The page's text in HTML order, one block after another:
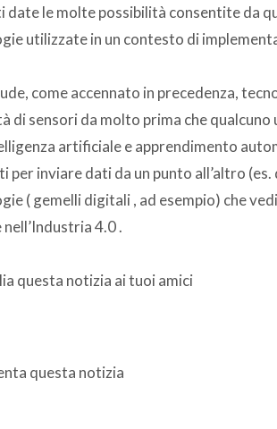
date le molte possibilità consentite da
utilizzate in un contesto di
come accennato in precedenza,
di sensori da molto prima che
artificiale e apprendimento
per inviare dati da un punto all’altro
( gemelli digitali , ad esempio) che
4.0 .
questa notizia ai tuoi amici
questa notizia